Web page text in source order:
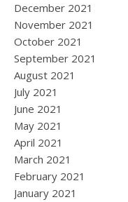
December 2021
November 2021
October 2021
September 2021
August 2021
July 2021
June 2021
May 2021
April 2021
March 2021
February 2021
January 2021